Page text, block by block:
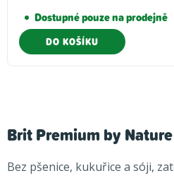
Dostupné pouze na prodejně
DO KOŠÍKU
Brit Premium by
Bez pšenice, kukuřice a sóji,